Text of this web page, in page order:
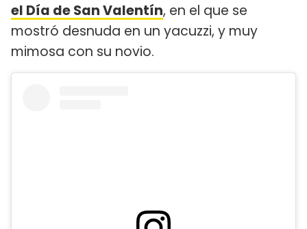
el Día de San Valentín, en el que se
mostró desnuda en un yacuzzi, y muy
mimosa con su novio.